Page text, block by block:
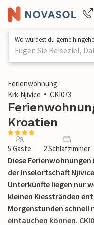
Wo würdest du gerne
Fügen Sie Reiseziel,
1 / 27
Ferienwohnung
Krk-Njivice
CKI073
Kroatien
5 Gäste 2 Schlafzimmer
Diese
der Inselortschaft
Unterkünfte liegen nur
kleinen Kiesstränden
Morgenstunden schnell
eintauchen können.